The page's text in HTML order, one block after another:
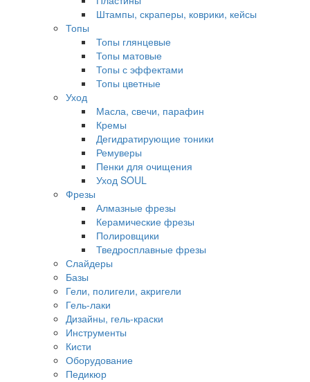
Штампы, скраперы, коврики, кейсы
Топы
Топы глянцевые
Топы матовые
Топы с эффектами
Топы цветные
Уход
Масла, свечи, парафин
Кремы
Дегидратирующие тоники
Ремуверы
Пенки для очищения
Уход SOUL
Фрезы
Алмазные фрезы
Керамические фрезы
Полировщики
Тведросплавные фрезы
Слайдеры
Базы
Гели, полигели, акригели
Гель-лаки
Дизайны, гель-краски
Инструменты
Кисти
Оборудование
Педикюр